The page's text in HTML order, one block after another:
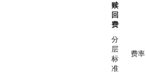
赎
回
费
分
层
标
准
费率